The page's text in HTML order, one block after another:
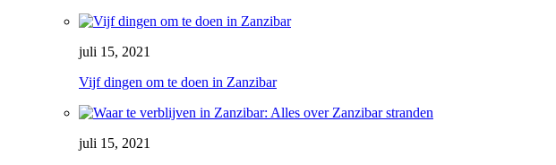
juli 15, 2021
Vijf dingen om te doen in Zanzibar
juli 15, 2021